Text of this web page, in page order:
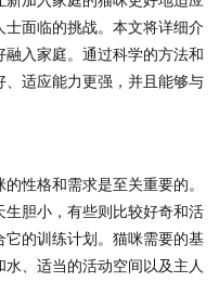
面临的挑战。本文将详细介
入家庭。通过科学的方法和
适应能力更强，并且能够与
性格和需求是至关重要的。
胆小，有些则比较好奇和活
的训练计划。猫咪需要的基
、适当的活动空间以及主人